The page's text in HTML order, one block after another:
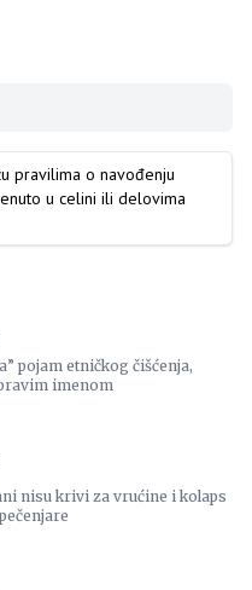
pravilima o navođenju
u celini ili delovima
pojam etničkog čišćenja,
imenom
nisu krivi za vrućine i kolaps